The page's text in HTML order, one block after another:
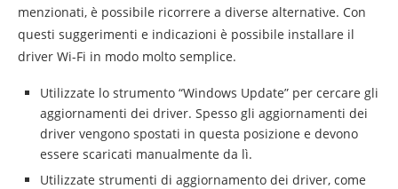
menzionati, è possibile ricorrere a diverse alternative. Con
questi suggerimenti e indicazioni è possibile installare il
driver Wi-Fi in modo molto semplice.
Utilizzate lo strumento “Windows Update” per cercare gli
aggiornamenti dei driver. Spesso gli aggiornamenti dei
driver vengono spostati in questa posizione e devono
essere scaricati manualmente da lì.
Utilizzate strumenti di aggiornamento dei driver, come